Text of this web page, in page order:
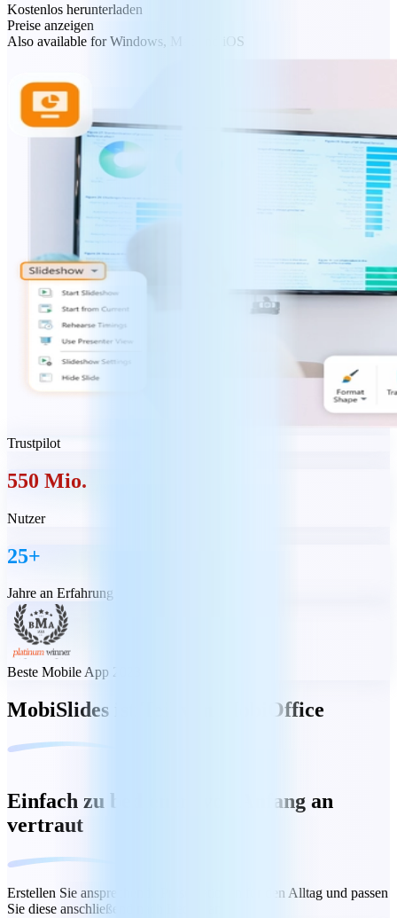
Kostenlos herunterladen
Preise anzeigen
Also available for Windows, Mac and iOS
Trustpilot
550 Mio.
Nutzer
25+
Jahre an Erfahrung
Beste Mobile App 2023
MobiSlides ist Teil von MobiOffice
Einfach zu bedienen, von Anfang an
vertraut
Erstellen Sie ansprechende Präsentationen für den Alltag und passen
Sie diese anschließend nach Bedarf an.